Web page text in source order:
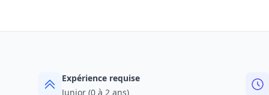
Expérience requise
Junior (0 à 2 ans)